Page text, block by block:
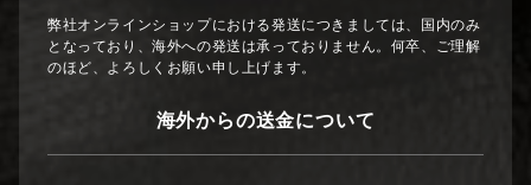
弊社オンラインショップにおける発送につきましては、国内のみ
となっており、海外への発送は承っておりません。何卒、ご理解
のほど、よろしくお願い申し上げます。
海外からの送金について